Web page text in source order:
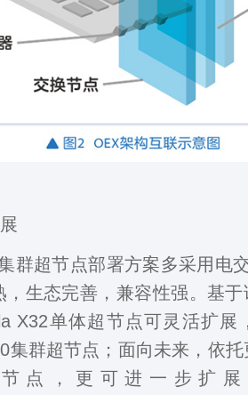
超节点部署方案多采用电交
，生态完善，兼容性强。基
X32单体超节点可灵活扩展
集群超节点；面向未来，依
点，更可进一步扩展